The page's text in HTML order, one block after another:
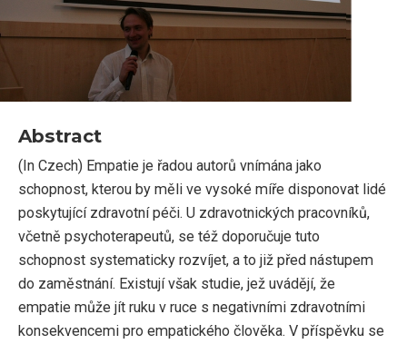
Abstract
(In Czech) Empatie je řadou autorů vnímána jako
schopnost, kterou by měli ve vysoké míře disponovat lidé
poskytující zdravotní péči. U zdravotnických pracovníků,
včetně psychoterapeutů, se též doporučuje tuto
schopnost systematicky rozvíjet, a to již před nástupem
do zaměstnání. Existují však studie, jež uvádějí, že
empatie může jít ruku v ruce s negativními zdravotními
konsekvencemi pro empatického člověka. V příspěvku se